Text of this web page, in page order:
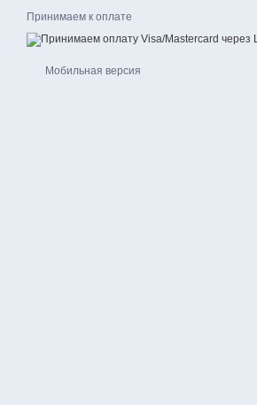
Принимаем к оплате
Мобильная версия